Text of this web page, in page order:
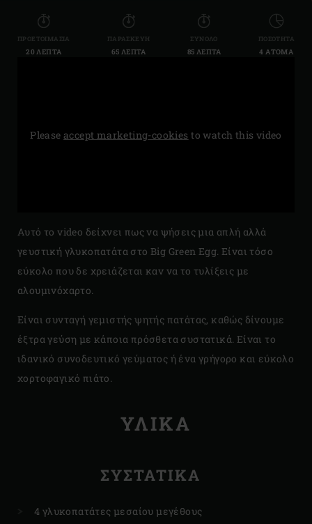
ΠΡΟΕΤΟΙΜΑΣΊΑ
20 ΛΕΠΤΆ
ΠΑΡΑΣΚΕΥΉ
65 ΛΕΠΤΆ
ΣΎΝΟΛΟ
85 ΛΕΠΤΆ
ΠΟΣΌΤΗΤΑ
4 ΆΤΟΜΑ
Pleaseaccept marketing-cookies to watch this video
Αυτό το video δείχνει πως να ψήσεις μια απλή αλλά
γευστική γλυκοπατάτα στο Big Green Egg. Είναι τόσο
εύκολο που δε χρειάζεται καν να το τυλίξεις με
αλουμινόχαρτο.
Είναι συνταγή γεμιστής ψητής πατάτας, καθώς δίνουμε
έξτρα γεύση με κάποια πρόσθετα συστατικά. Είναι το
ιδανικό συνοδευτικό γεύματος ή ένα γρήγορο και εύκολο
χορτοφαγικό πιάτο.
ΥΛΙΚΑ
ΣΥΣΤΑΤΙΚΆ
4 γλυκοπατάτες μεσαίου μεγέθους